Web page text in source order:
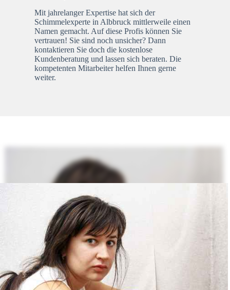
Mit jahrelanger Expertise hat sich der
Schimmelexperte in Albbruck mittlerweile einen
Namen gemacht. Auf diese Profis können Sie
vertrauen! Sie sind noch unsicher? Dann
kontaktieren Sie doch die kostenlose
Kundenberatung und lassen sich beraten. Die
kompetenten Mitarbeiter helfen Ihnen gerne
weiter.